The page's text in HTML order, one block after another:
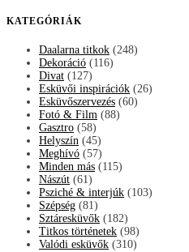
KATEGÓRIÁK
Daalarna titkok (248)
Dekoráció (116)
Divat (127)
Esküvői inspirációk (26)
Esküvőszervezés (60)
Fotó & Film (88)
Gasztro (58)
Helyszín (45)
Meghívó (57)
Minden más (115)
Nászút (61)
Psziché & interjúk (103)
Szépség (81)
Sztáresküvők (182)
Titkos történetek (98)
Valódi esküvők (310)